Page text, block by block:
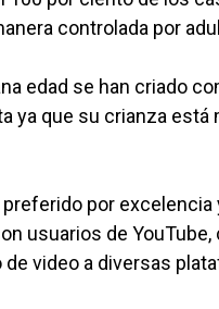
controlada por
edad se han criado
ya que su crianza
por
usuarios de
video a diversas